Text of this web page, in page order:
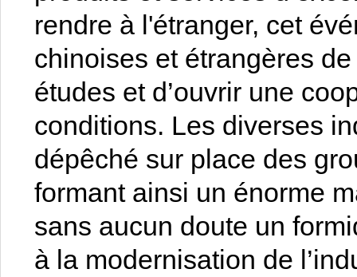
rendre à l'étranger, cet
chinoises et étrangères
études et d’ouvrir une
conditions. Les diverses
dépêché sur place des
formant ainsi un énorme
sans aucun doute un
à la modernisation de